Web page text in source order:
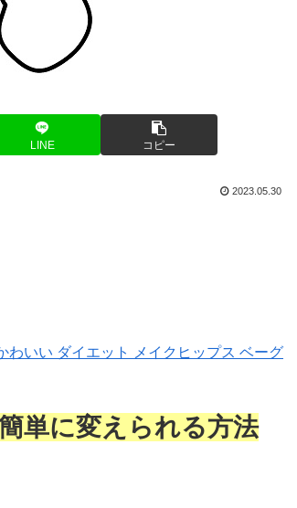
LINE コピー
2023.05.30
わいい ダイエット メイクヒップス ベーグ
単に変えられる方法